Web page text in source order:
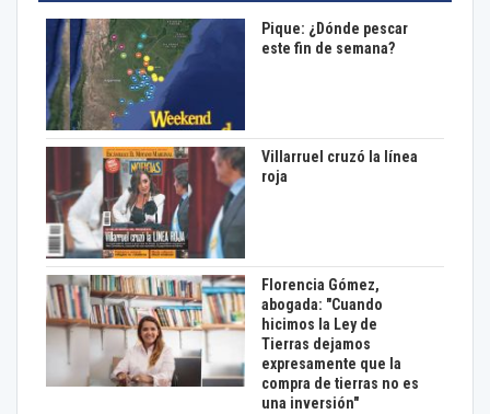
Pique: ¿Dónde pescar
este fin de semana?
Villarruel cruzó la línea
roja
Florencia Gómez,
abogada: "Cuando
hicimos la Ley de
Tierras dejamos
expresamente que la
compra de tierras no es
una inversión"